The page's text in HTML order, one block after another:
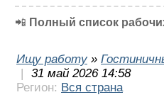
📲 Полный список
Ищу работу »
|
31 май 2026 14:58
Регион: Вся страна